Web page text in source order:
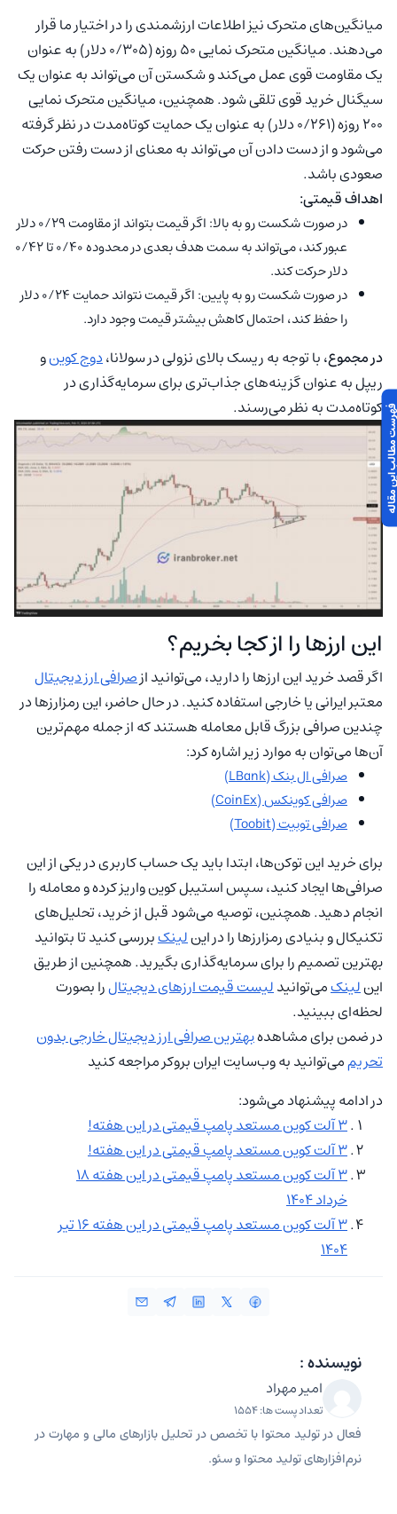
میانگین‌های متحرک نیز اطلاعات ارزشمندی را در اختیار ما قرار
می‌دهند. میانگین متحرک نمایی ۵۰ روزه (۰/۳۰۵ دلار) به عنوان
یک مقاومت قوی عمل می‌کند و شکستن آن می‌تواند به عنوان یک
سیگنال خرید قوی تلقی شود. همچنین، میانگین متحرک نمایی
۲۰۰ روزه (۰/۲۶۱ دلار) به عنوان یک حمایت کوتاه‌مدت در نظر گرفته
می‌شود و از دست دادن آن می‌تواند به معنای از دست رفتن حرکت
صعودی باشد.
اهداف قیمتی:
در صورت شکست رو به بالا: اگر قیمت بتواند از مقاومت ۰/۲۹ دلار
عبور کند، می‌تواند به سمت هدف بعدی در محدوده ۰/۴۰ تا ۰/۴۲
دلار حرکت کند.
در صورت شکست رو به پایین: اگر قیمت نتواند حمایت ۰/۲۴ دلار
را حفظ کند، احتمال کاهش بیشتر قیمت وجود دارد.
در مجموع،با توجه به ریسک بالای نزولی در سولانا،دوج کوینو
ریپل به عنوان گزینه‌های جذاب‌تری برای سرمایه‌گذاری در
کوتاه‌مدت به نظر می‌رسند.
این ارزها را از کجا بخریم؟
اگر قصد خرید این ارزها را دارید، می‌توانید ازصرافی ارز دیجیتال
معتبر ایرانی یا خارجی استفاده کنید. در حال حاضر، این رمزارزها در
چندین صرافی بزرگ قابل معامله هستند که از جمله مهم‌ترین
آن‌ها می‌توان به موارد زیر اشاره کرد:
صرافی ال بنک (LBank)
صرافی کوینکس (CoinEx)
صرافی توبیت (Toobit)
برای خرید این توکن‌ها، ابتدا باید یک حساب کاربری در یکی از این
صرافی‌ها ایجاد کنید، سپس استیبل کوین واریز کرده و معامله را
انجام دهید. همچنین، توصیه می‌شود قبل از خرید، تحلیل‌های
تکنیکال و بنیادی رمزارزها را در اینلینکبررسی کنید تا بتوانید
بهترین تصمیم را برای سرمایه‌گذاری بگیرید. همچنین از طریق
اینلینکمی‌توانیدلیست قیمت ارزهای دیجیتالرا بصورت
لحظه‌ای ببینید.
در ضمن برای مشاهدهبهترین صرافی ارز دیجیتال خارجی بدون
تحریممی‌توانید به وب‌سایت ایران بروکر مراجعه کنید
در ادامه پیشنهاد می‌شود:
۳ آلت‌ کوین مستعد پامپ قیمتی در این هفته!
۳ آلت کوین مستعد پامپ قیمتی در این هفته!
۳ آلت کوین مستعد پامپ قیمتی در این هفته ۱۸
خرداد ۱۴۰۴
۳ آلت کوین مستعد پامپ قیمتی در این هفته ۱۶ تیر
۱۴۰۴
نویسنده :
امیر مهراد
تعداد پست ها: 1554
فعال در تولید محتوا با تخصص در تحلیل بازارهای مالی و مهارت در
نرم‌افزارهای تولید محتوا و سئو.
مقاله